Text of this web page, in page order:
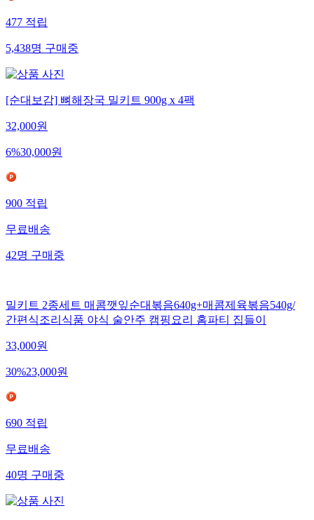
477 적립
5,438명 구매중
[순대보감] 뼈해장국 밀키트 900g x 4팩
32,000원
6%30,000원
900 적립
무료배송
42명 구매중
밀키트 2종세트 매콤깻잎순대볶음640g+매콤제육볶음540g/
간편식조리식품 야식 술안주 캠핑요리 홈파티 집들이
33,000원
30%23,000원
690 적립
무료배송
40명 구매중